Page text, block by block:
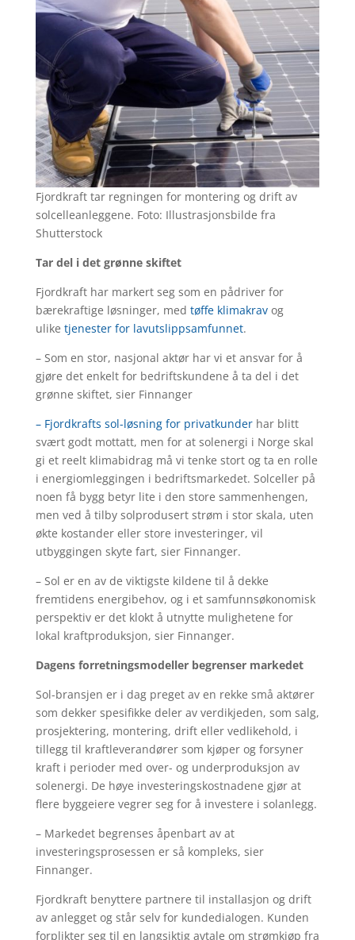
Fjordkraft tar regningen for montering og drift av
solcelleanleggene. Foto: Illustrasjonsbilde fra
Shutterstock
Tar del i det grønne skiftet
Fjordkraft har markert seg som en pådriver for
bærekraftige løsninger, med tøffe klimakravog
ulike tjenester for lavutslippsamfunnet.
– Som en stor, nasjonal aktør har vi et ansvar for å
gjøre det enkelt for bedriftskundene å ta del i det
grønne skiftet, sier Finnanger
– Fjordkrafts sol-løsning for privatkunderhar blitt
svært godt mottatt, men for at solenergi i Norge skal
gi et reelt klimabidrag må vi tenke stort og ta en rolle
i energiomleggingen i bedriftsmarkedet. Solceller på
noen få bygg betyr lite i den store sammenhengen,
men ved å tilby solprodusert strøm i stor skala, uten
økte kostander eller store investeringer, vil
utbyggingen skyte fart, sier Finnanger.
– Sol er en av de viktigste kildene til å dekke
fremtidens energibehov, og i et samfunnsøkonomisk
perspektiv er det klokt å utnytte mulighetene for
lokal kraftproduksjon, sier Finnanger.
Dagens forretningsmodeller begrenser markedet
Sol-bransjen er i dag preget av en rekke små aktører
som dekker spesifikke deler av verdikjeden, som salg,
prosjektering, montering, drift eller vedlikehold, i
tillegg til kraftleverandører som kjøper og forsyner
kraft i perioder med over- og underproduksjon av
solenergi. De høye investeringskostnadene gjør at
flere byggeiere vegrer seg for å investere i solanlegg.
– Markedet begrenses åpenbart av at
investeringsprosessen er så kompleks, sier
Finnanger.
Fjordkraft benyttere partnere til installasjon og drift
av anlegget og står selv for kundedialogen. Kunden
forplikter seg til en langsiktig avtale om strømkjøp fra